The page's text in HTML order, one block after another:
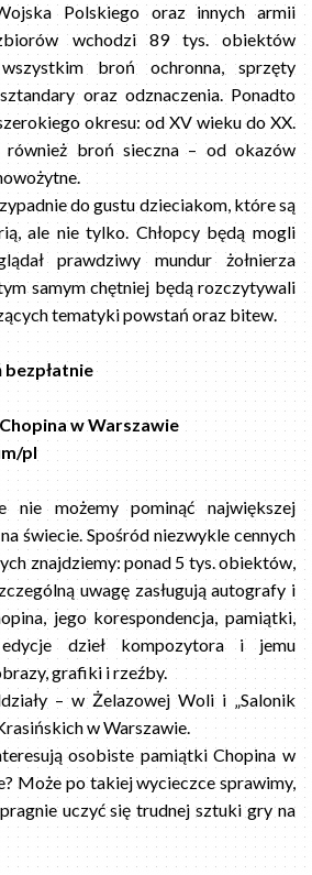
Polskiego oraz innych armii
wchodzi 89 tys. obiektów
broń ochronna, sprzęty
oraz odznaczenia. Ponadto
okresu: od XV wieku do XX.
również broń sieczna – od okazów
do gustu dzieciakom, które są
ale nie tylko. Chłopcy będą mogli
prawdziwy mundur żołnierza
samym chętniej będą rozczytywali
tematyki powstań oraz bitew.
bezpłatnie
w Warszawie
pl
nie możemy pominąć największej
świecie. Spośród niezwykle cennych
znajdziemy: ponad 5 tys. obiektów,
uwagę zasługują autografy i
jego korespondencja, pamiątki,
edycje dzieł kompozytora i jemu
grafiki i rzeźby.
– w Żelazowej Woli i „Salonik
w Warszawie.
osobiste pamiątki Chopina w
Może po takiej wycieczce sprawimy,
uczyć się trudnej sztuki gry na